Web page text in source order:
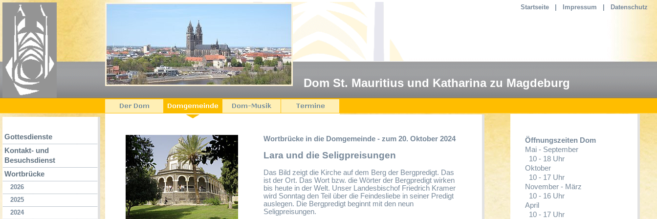
Startseite Impressum Datenschutz
Dom St. Mauritius und Katharina zu Magdeburg
Gottesdienste
Kontakt- und
Besuchsdienst
Wortbrücke
2026
2025
2024
Wortbrücke in die Domgemeinde - zum 20. Oktober 2024
Lara und die Seligpreisungen
Das Bild zeigt die Kirche auf dem Berg der Bergpredigt. Das
ist der Ort. Das Wort bzw. die Wörter der Bergpredigt wirken
bis heute in der Welt. Unser Landesbischof Friedrich Kramer
wird Sonntag den Teil über die Feindesliebe in seiner Predigt
auslegen. Die Bergpredigt beginnt mit den neun
Seligpreisungen.
Öffnungszeiten Dom
Mai - September
10 - 18 Uhr
Oktober
10 - 17 Uhr
November - März
10 - 16 Uhr
April
10 - 17 Uhr